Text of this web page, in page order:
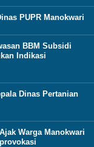
PUPR Manokwari
BBM Subsidi
Indikasi
Dinas Pertanian
Warga Manokwari